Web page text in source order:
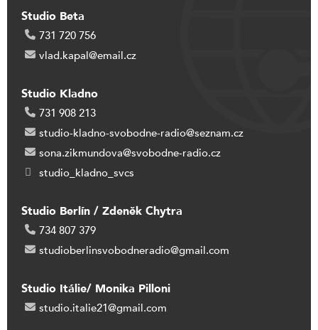
Studio Beta
731 720 756
vlad.kapal@email.cz
Studio Kladno
731 908 213
studio-kladno-svobodne-radio@seznam.cz
sona.zikmundova@svobodne-radio.cz
studio_kladno_svcs
Studio Berlín / Zdeněk Chytra
734 807 379
studioberlinsvobodneradio@gmail.com
Studio Itálie/ Monika Pilloni
studio.italie21@gmail.com